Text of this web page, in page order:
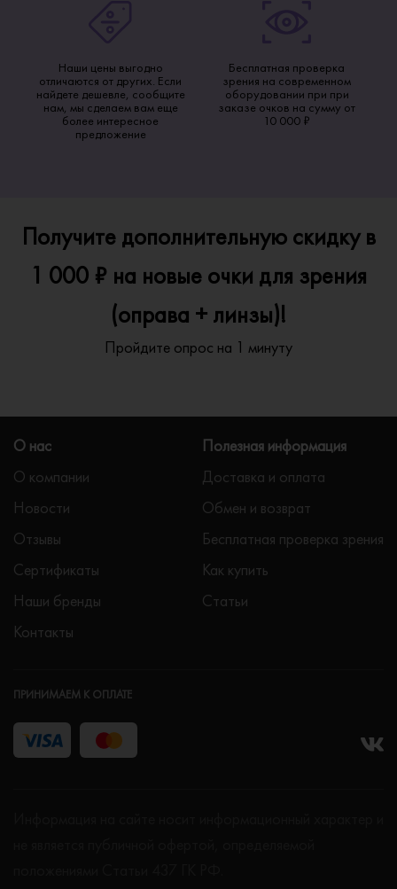
Наши цены выгодно
отличаются от других. Если
найдете дешевле, сообщите
нам, мы сделаем вам еще
более интересное
предложение
Бесплатная проверка
зрения на современном
оборудовании при при
заказе очков на сумму от
10 000 ₽
Получите дополнительную скидку в
1 000 ₽ на новые очки для зрения
(оправа + линзы)!
Пройдите опрос на 1 минуту
О нас
О компании
Новости
Отзывы
Сертификаты
Наши бренды
Контакты
Полезная информация
Доставка и оплата
Обмен и возврат
Бесплатная проверка зрения
Как купить
Статьи
ПРИНИМАЕМ К ОПЛАТЕ